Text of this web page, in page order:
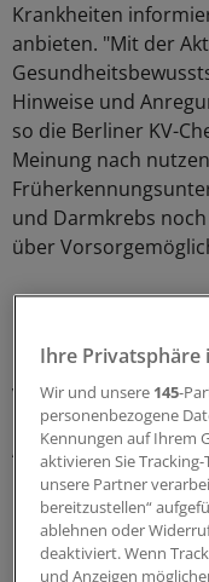
Krankheiten
anbieten. "Mit der
Hinweise und
so die Berliner KV-
Meinung nach
und Darmkrebs
über
Mehr als 50
KV in Kooperation
veranstaltet.
und Cholesterin-
Angebot an
Orthopäden geben
Rückenschmerzen
Ihre Privatsphäre
Wir und unsere 145-
personenbezogene
Kennungen auf Ihrem
aktivieren Sie
unsere Partner
bereitzustellen“
ablehnen oder
deaktiviert. Wenn
und Anzeigen